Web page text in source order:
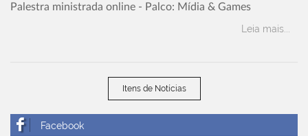
Palestra ministrada online - Palco: Mídia & Games
Leia mais...
Itens de Notícias